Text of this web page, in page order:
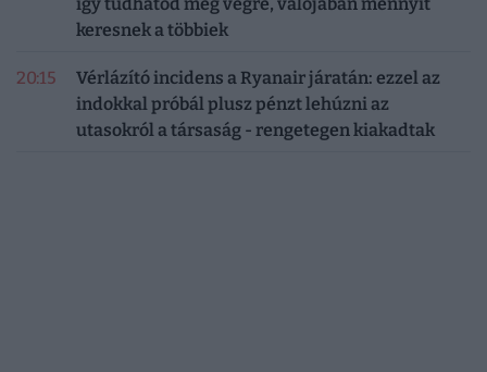
keresnek a többiek
20:15
Vérlázító incidens a Ryanair járatán: ezzel az
indokkal próbál plusz pénzt lehúzni az
utasokról a társaság - rengetegen kiakadtak